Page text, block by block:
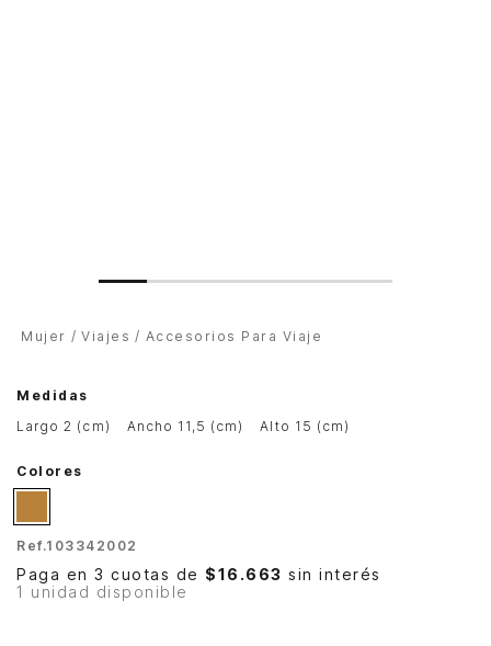
Mujer Viajes Accesorios Para Viaje
Medidas
largo 2 (cm)
ancho 11,5 (cm) alto 15 (cm)
Colores
Ref.103342002
Paga en 3 cuotas de $16.663 sin interés
1 unidad disponible